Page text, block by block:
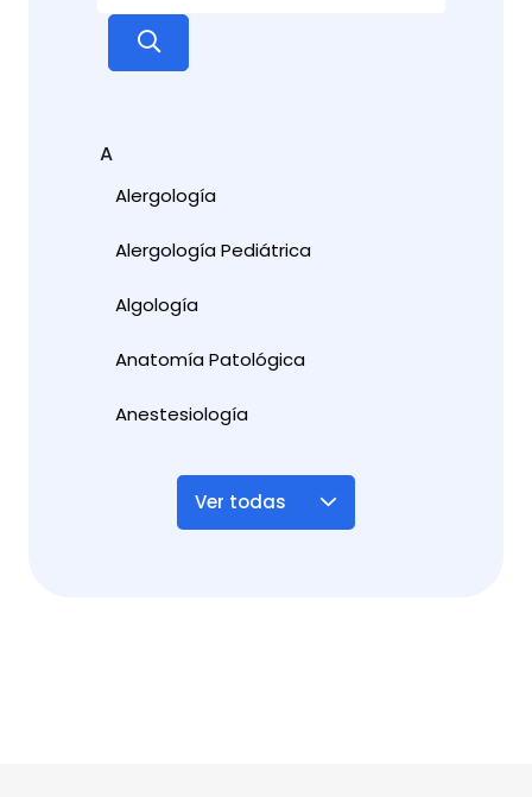
A
Alergología
Alergología Pediátrica
Algología
Anatomía Patológica
Anestesiología
Ver todas